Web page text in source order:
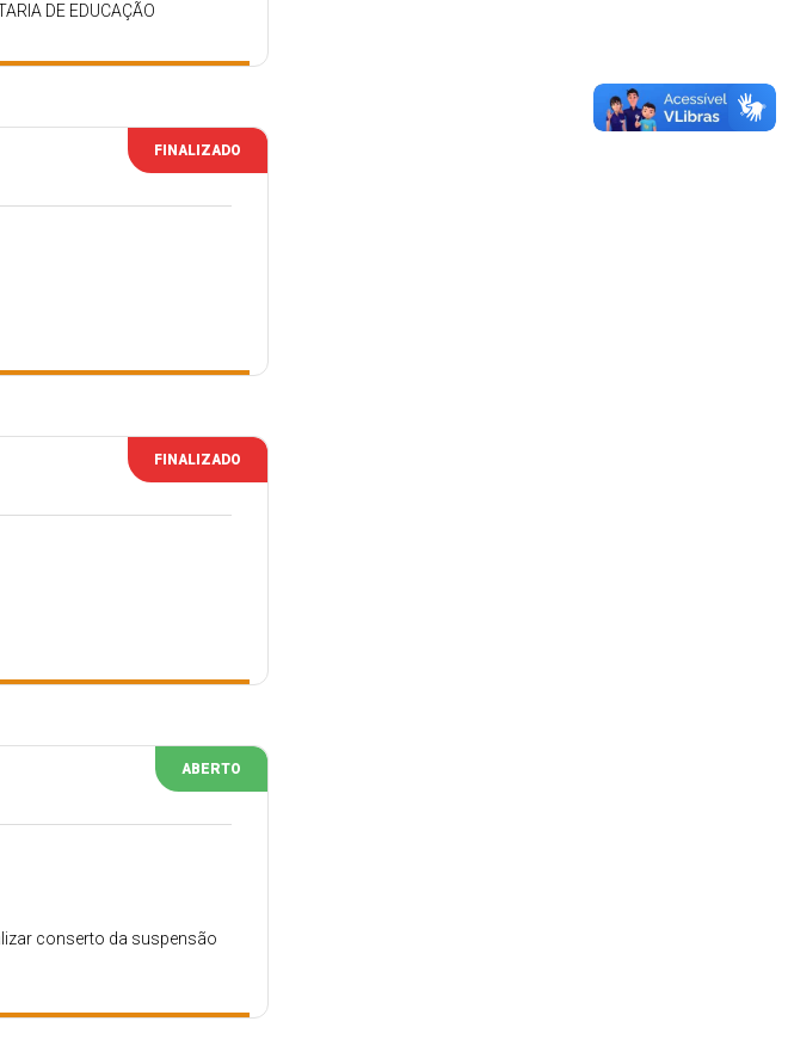
DE EDUCAÇÃO
FINALIZADO
FINALIZADO
ABERTO
conserto da suspensão